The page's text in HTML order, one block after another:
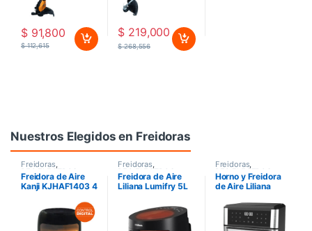
$91,800
$112,615
$ 219,000
$268,556
Nuestros Elegidos en Freidoras
Freidoras,
PEQ.ELECTROS
Freidora de Aire
Kanji KJHAF1403 4
Freidoras
PEQ.ELECTROS
Freidora de Aire
Liliana Lumifry 5L
Freidoras,
PEQ.ELECTROS
Horno y Freidora
de Aire Liliana
AF950